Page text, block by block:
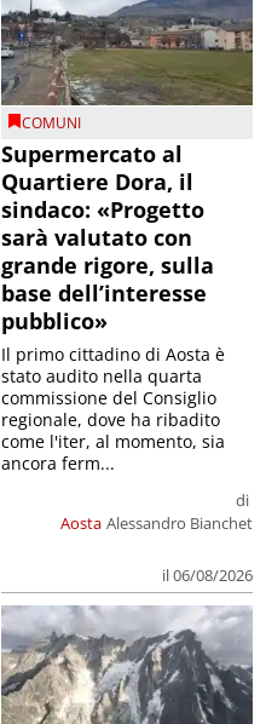
COMUNI
Supermercato al
Quartiere Dora, il
sindaco: «Progetto
sarà valutato con
grande rigore, sulla
base dell’interesse
pubblico»
Aosta
di
Alessandro Bianchet
il 06/08/2026
Il primo cittadino di Aosta è
stato audito nella quarta
commissione del Consiglio
regionale, dove ha ribadito
come l'iter, al momento, sia
ancora ferm...